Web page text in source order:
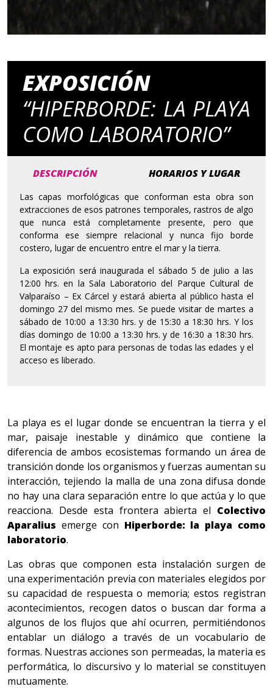
EXPOSICIÓN
“HIPERBORDE: LA PLAYA
COMO LABORATORIO”
DESCRIPCIÓN HORARIOS Y LUGAR
Las capas morfológicas que conforman esta obra son
extracciones de esos patrones temporales, rastros de algo
que nunca está completamente presente, pero que
conforma ese siempre relacional y nunca fijo borde
costero, lugar de encuentro entre el mar y la tierra.
La exposición será inaugurada el sábado 5 de julio a las
12:00 hrs. en la Sala Laboratorio del Parque Cultural de
Valparaíso – Ex Cárcel y estará abierta al público hasta el
domingo 27 del mismo mes. Se puede visitar de martes a
sábado de 10:00 a 13:30 hrs. y de 15:30 a 18:30 hrs. Y los
días domingo de 10:00 a 13:30 hrs. y de 16:30 a 18:30 hrs.
El montaje es apto para personas de todas las edades y el
acceso es liberado.
La playa es el lugar donde se encuentran la tierra y el
mar, paisaje inestable y dinámico que contiene la
diferencia de ambos ecosistemas formando un área de
transición donde los organismos y fuerzas aumentan su
interacción, tejiendo la malla de una zona difusa donde
no hay una clara separación entre lo que actúa y lo que
reacciona. Desde esta frontera abierta el Colectivo
Aparalius emerge con Hiperborde: la playa como
laboratorio.
Las obras que componen esta instalación surgen de
una experimentación previa con materiales elegidos por
su capacidad de respuesta o memoria; estos registran
acontecimientos, recogen datos o buscan dar forma a
algunos de los flujos que ahí ocurren, permitiéndonos
entablar un diálogo a través de un vocabulario de
formas. Nuestras acciones son permeadas, la materia es
performática, lo discursivo y lo material se constituyen
mutuamente.